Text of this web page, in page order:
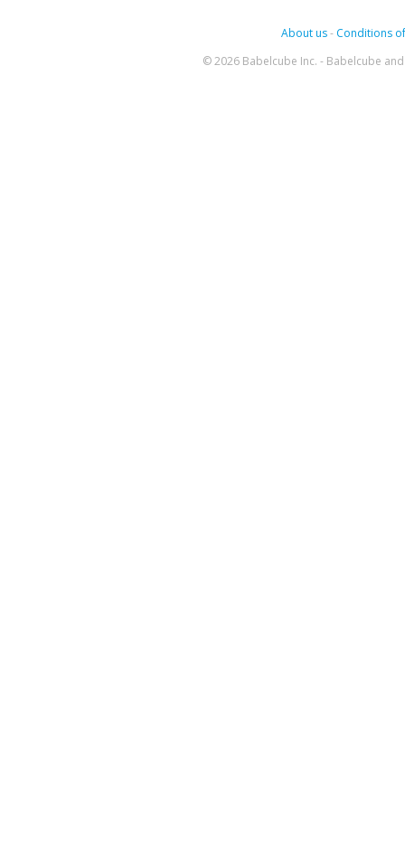
About us- Conditions
© 2026 Babelcube Inc. - Babelcube